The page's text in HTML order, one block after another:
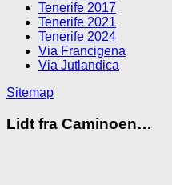
Tenerife 2017
Tenerife 2021
Tenerife 2024
Via Francigena
Via Jutlandica
Sitemap
Lidt fra Caminoen…